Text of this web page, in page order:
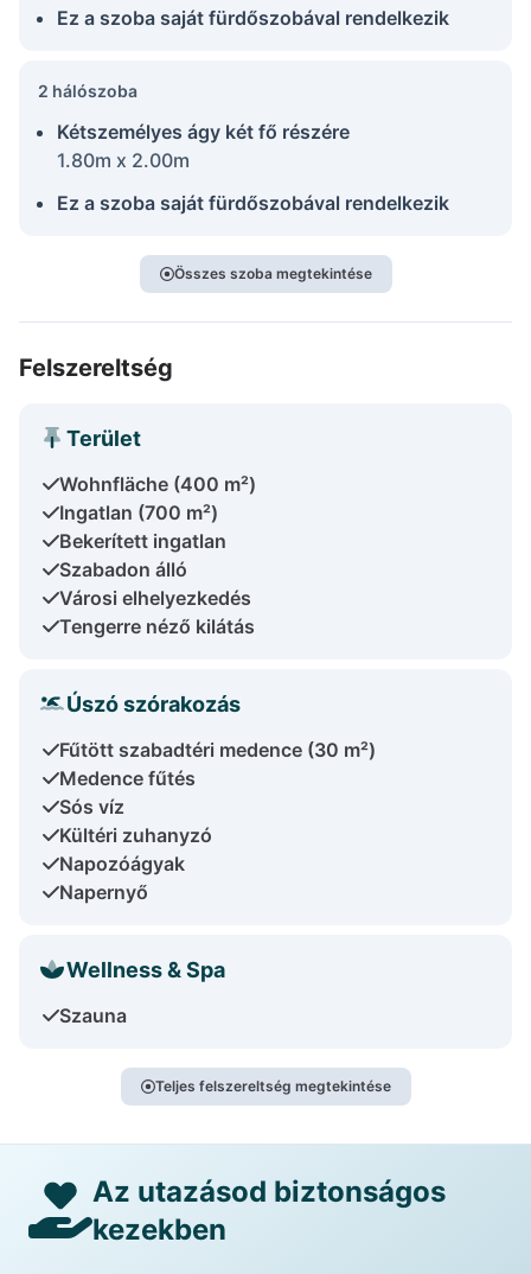
Ez a szoba saját fürdőszobával rendelkezik
2 hálószoba
Kétszemélyes ágy két fő részére
1.80m x 2.00m
Ez a szoba saját fürdőszobával rendelkezik
Összes szoba megtekintése
Felszereltség
Terület
Wohnfläche (400 m²)
Ingatlan (700 m²)
Bekerített ingatlan
Szabadon álló
Városi elhelyezkedés
Tengerre néző kilátás
Úszó szórakozás
Fűtött szabadtéri medence (30 m²)
Medence fűtés
Sós víz
Kültéri zuhanyzó
Napozóágyak
Napernyő
Wellness & Spa
Szauna
Teljes felszereltség megtekintése
Az utazásod biztonságos
kezekben